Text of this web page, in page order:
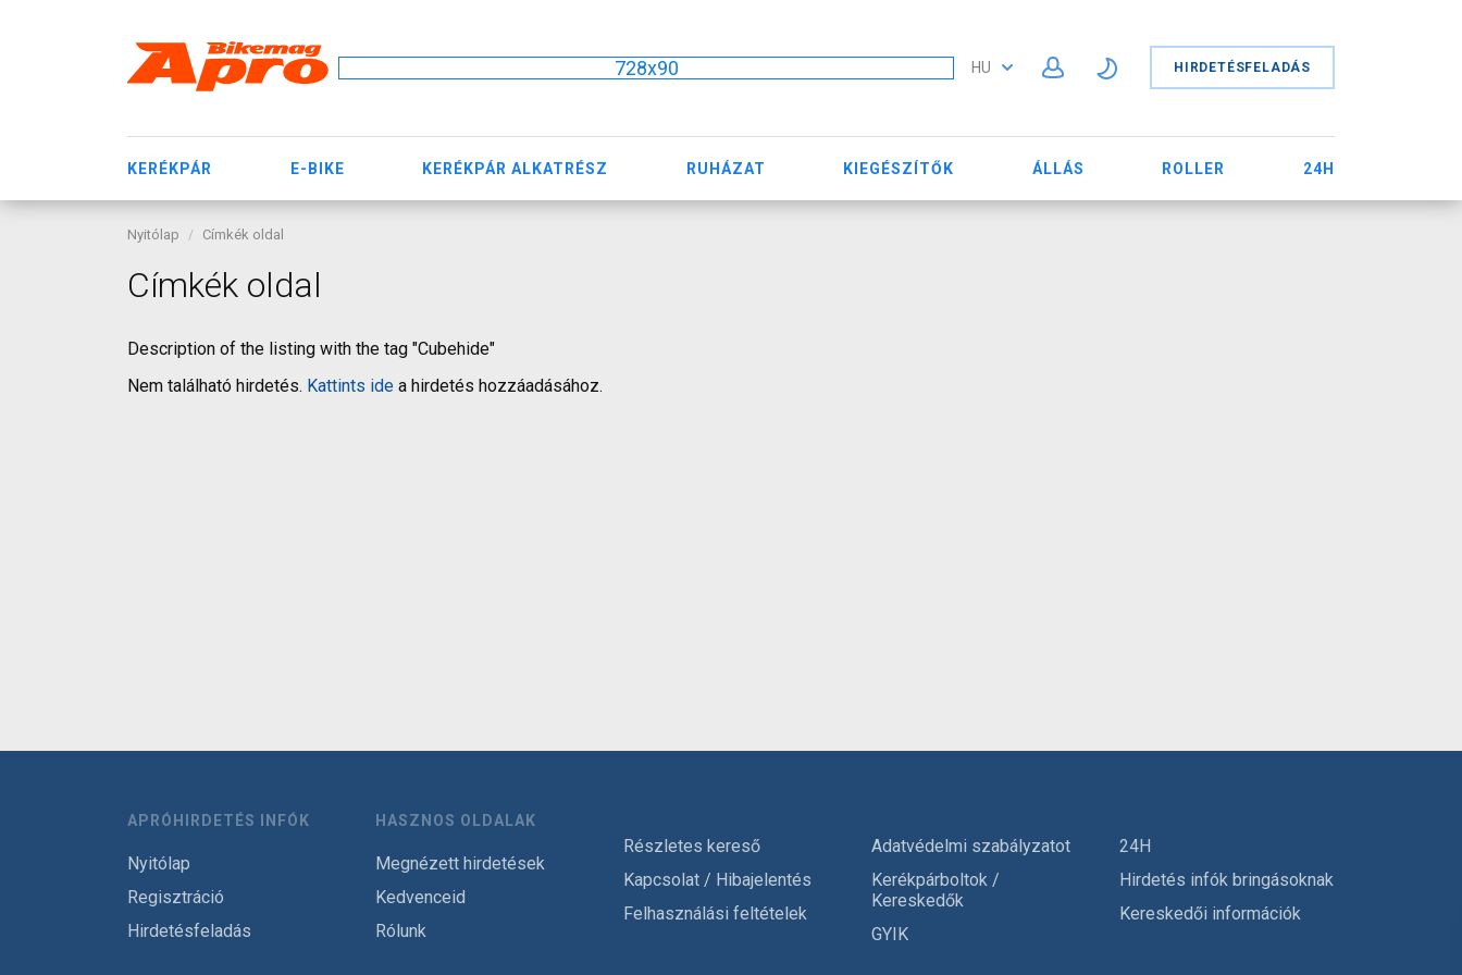
728x90 HU HIRDETÉSFELADÁS
KERÉKPÁR E-BIKE KERÉKPÁR ALKATRÉSZ RUHÁZAT KIEGÉSZÍTŐK ÁLLÁS ROLLER 24H
Nyitólap Címkék oldal
Címkék oldal
Description of the listing with the tag "Cubehide"
Nem található hirdetés. Kattints ide a hirdetés hozzáadásához.
APRÓHIRDETÉS INFÓK
Nyitólap
Regisztráció
Hirdetésfeladás
HASZNOS OLDALAK
Megnézett hirdetések
Kedvenceid
Rólunk
Részletes kereső
Kapcsolat / Hibajelentés
Felhasználási feltételek
Adatvédelmi szabályzatot
Kerékpárboltok /
Kereskedők
GYIK
24H
Hirdetés infók bringásoknak
Kereskedői információk